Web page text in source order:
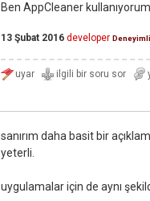
Ben AppCleaner
13 Şubat 2016 developer Deneyimli
sanırım daha basit bir
yeterli.
uygulamalar için de aynı